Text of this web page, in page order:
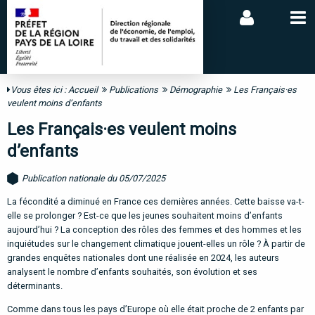
Vous êtes ici :Accueil Publications Démographie
Les Français·es
veulent moins d’enfants
Les Français·es veulent moins
d’enfants
Publication nationale du 05/07/2025
La fécondité a diminué en France ces dernières années. Cette baisse va-t-
elle se prolonger ? Est-ce que les jeunes souhaitent moins d’enfants
aujourd’hui ? La conception des rôles des femmes et des hommes et les
inquiétudes sur le changement climatique jouent-elles un rôle ? À partir de
grandes enquêtes nationales dont une réalisée en 2024, les auteurs
analysent le nombre d’enfants souhaités, son évolution et ses
déterminants.
Comme dans tous les pays d’Europe où elle était proche de 2 enfants par